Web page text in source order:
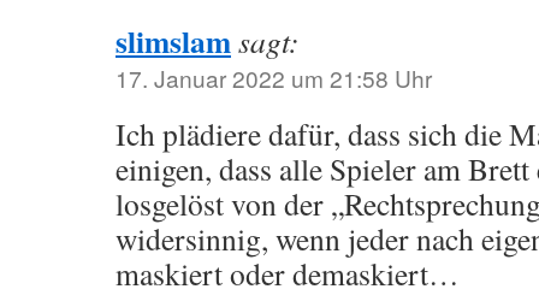
slimslamsagt:
17. Januar 2022 um 21:58 Uhr
Ich plädiere dafür, dass sich die
einigen, dass alle Spieler am
losgelöst von der
widersinnig, wenn jeder nach
maskiert oder demaskiert…